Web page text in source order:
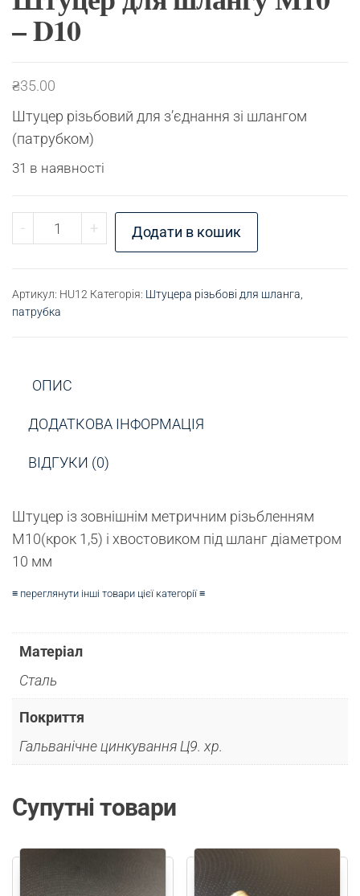
– D10
₴35.00
Штуцер різьбовий для з’єднання зі шлангом
(патрубком)
31 в наявності
- Штуцер для шлангу М10 - D10 кількість
+ Додати в кошик
Артикул: HU12 Категорія: Штуцера різьбові для шланга,
патрубка
ОПИС
ДОДАТКОВА ІНФОРМАЦІЯ
ВІДГУКИ (0)
Штуцер із зовнішнім метричним різьбленням
М10(крок 1,5) і хвостовиком під шланг діаметром
10 мм
≡ переглянути інші товари цієї категорії ≡
Матеріал
Сталь
Покриття
Гальванічне цинкування Ц9. хр.
Супутні товари